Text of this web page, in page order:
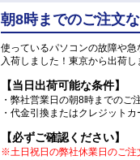
朝8時までのご注文
使っているパソコンの故障や
入荷しました！東京から出荷
【当日出荷可能な条件】
・弊社営業日の朝8時までのご
・代金引換またはクレジット
【必ずご確認ください】
※土日祝日の弊社休業日のご注